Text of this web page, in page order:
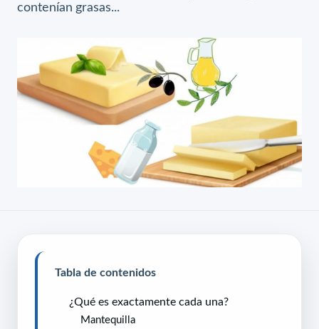
contenían grasas...
Tabla de contenidos
¿Qué es exactamente cada una?
Mantequilla